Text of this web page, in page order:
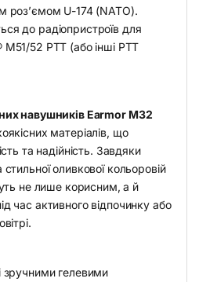
роз’ємом U-174 (NATO).
до радіопристроїв для
M51/52 PTT (або інші PTT
навушників Earmor M32
матеріалів, що
та надійність. Завдяки
оливкової кольоровій
не лише корисним, а й
час активного відпочинку або
зручними гелевими